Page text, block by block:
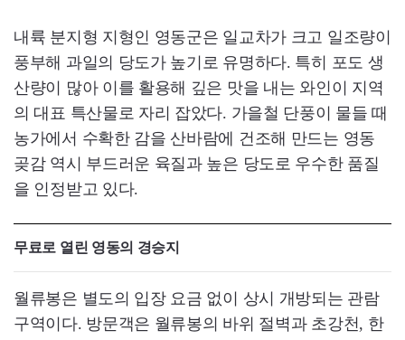
내륙 분지형 지형인 영동군은 일교차가 크고 일조량이
풍부해 과일의 당도가 높기로 유명하다. 특히 포도 생
산량이 많아 이를 활용해 깊은 맛을 내는 와인이 지역
의 대표 특산물로 자리 잡았다. 가을철 단풍이 물들 때
농가에서 수확한 감을 산바람에 건조해 만드는 영동
곶감 역시 부드러운 육질과 높은 당도로 우수한 품질
을 인정받고 있다.
무료로 열린 영동의 경승지
월류봉은 별도의 입장 요금 없이 상시 개방되는 관람
구역이다. 방문객은 월류봉의 바위 절벽과 초강천, 한